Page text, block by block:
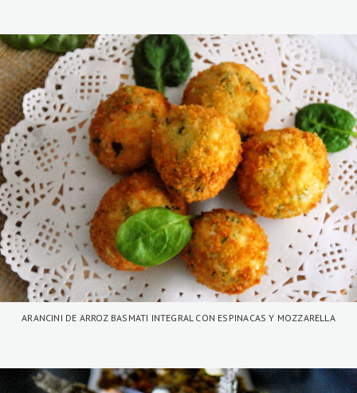
ARANCINI DE ARROZ BASMATI INTEGRAL CON ESPINACAS Y MOZZARELLA